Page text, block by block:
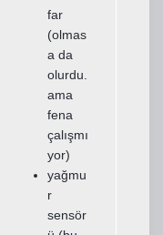
far
(olmas
a da
olurdu.
ama
fena
çalışmı
yor)
yağmu
r
sensör